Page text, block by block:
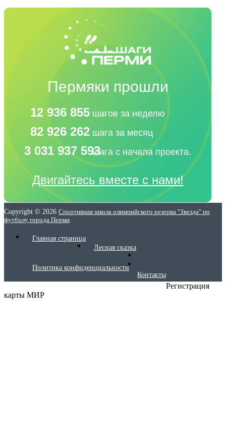
Пермяки прошли
12 936 855 шагов за неделю
82 926 262 шага за месяц
3 031 937 593шага с начала проекта.
Двигайтесь вместе с нами!
Copyright © 2026 Спортивная школа олимпийского резерва "Звезда" по
футболу города Перми.
Главная страница
Лесная сказка
Политика конфиденциальности
Контакты
Регистрация
карты МИР